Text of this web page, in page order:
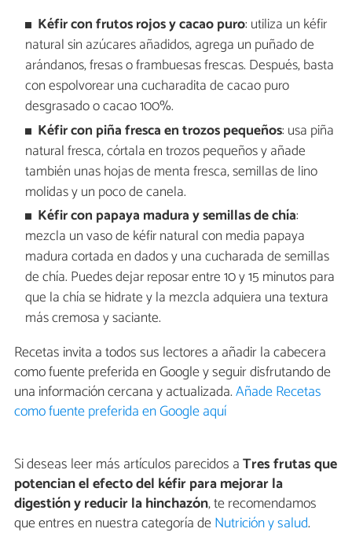
Kéfir con frutos rojos y cacao puro: utiliza un kéfir
natural sin azúcares añadidos, agrega un puñado de
arándanos, fresas o frambuesas frescas. Después, basta
con espolvorear una cucharadita de cacao puro
desgrasado o cacao 100%.
Kéfir con piña fresca en trozos pequeños: usa piña
natural fresca, córtala en trozos pequeños y añade
también unas hojas de menta fresca, semillas de lino
molidas y un poco de canela.
Kéfir con papaya madura y semillas de chía:
mezcla un vaso de kéfir natural con media papaya
madura cortada en dados y una cucharada de semillas
de chía. Puedes dejar reposar entre 10 y 15 minutos para
que la chía se hidrate y la mezcla adquiera una textura
más cremosa y saciante.
Recetas invita a todos sus lectores a añadir la cabecera
como fuente preferida en Google y seguir disfrutando de
una información cercana y actualizada.Añade Recetas
como fuente preferida en Google aquí
Si deseas leer más artículos parecidos aTres frutas que
potencian el efecto del kéfir para mejorar la
digestión y reducir la hinchazón, te recomendamos
que entres en nuestra categoría deNutrición y salud.